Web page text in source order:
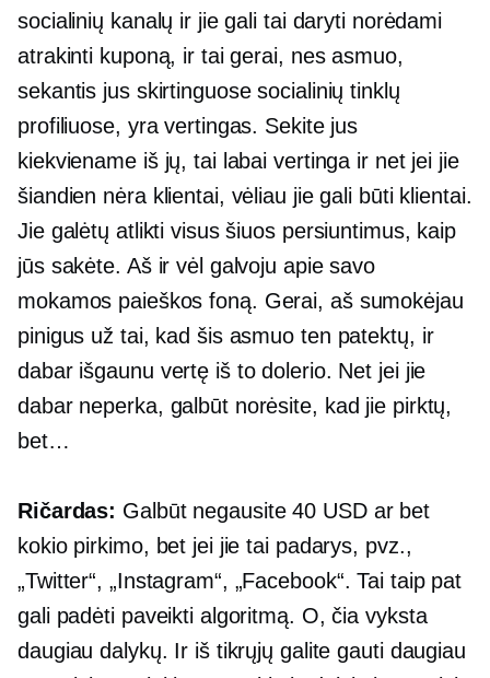
socialinių kanalų ir jie gali tai daryti norėdami
atrakinti kuponą, ir tai gerai, nes asmuo,
sekantis jus skirtinguose socialinių tinklų
profiliuose, yra vertingas. Sekite jus
kiekviename iš jų, tai labai vertinga ir net jei jie
šiandien nėra klientai, vėliau jie gali būti klientai.
Jie galėtų atlikti visus šiuos persiuntimus, kaip
jūs sakėte. Aš ir vėl galvoju apie savo
mokamos paieškos foną. Gerai, aš sumokėjau
pinigus už tai, kad šis asmuo ten patektų, ir
dabar išgaunu vertę iš to dolerio. Net jei jie
dabar neperka, galbūt norėsite, kad jie pirktų,
bet…
Ričardas: Galbūt negausite 40 USD ar bet
kokio pirkimo, bet jei jie tai padarys, pvz.,
„Twitter“, „Instagram“, „Facebook“. Tai taip pat
gali padėti paveikti algoritmą. O, čia vyksta
daugiau dalykų. Ir iš tikrųjų galite gauti daugiau